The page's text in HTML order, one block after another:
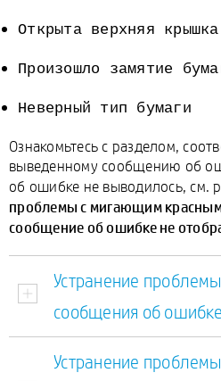
Открыта верхняя крышка
Произошло замятие
Неверный тип бумаги
Ознакомьтесь с разделом,
выведенному сообщению об
об ошибке не выводилось, см.
проблемы с мигающим
сообщение об ошибке не
Устранение
сообщения об
Устранение